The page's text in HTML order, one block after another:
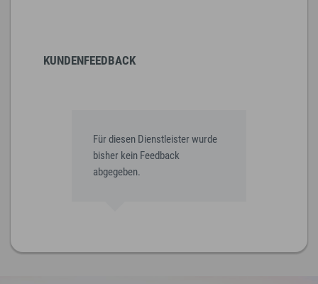
KUNDENFEEDBACK
Für diesen Dienstleister wurde
bisher kein Feedback
abgegeben.